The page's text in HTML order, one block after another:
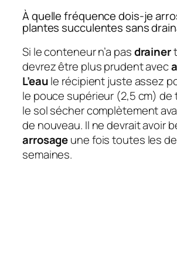
À quelle fréquence dois-je
plantes succulentes sans
Si le conteneur n’a pasdrainer
devrez être plus prudent avec
L’eaule récipient juste assez
le pouce supérieur (2,5 cm) de
le sol sécher complètement
de nouveau. Il ne devrait avoir
arrosageune fois toutes les
semaines.